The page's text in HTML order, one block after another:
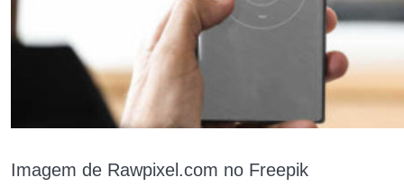
Imagem de Rawpixel.com no Freepik